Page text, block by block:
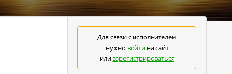
Для связи с исполнителем
нужно войтина сайт
илизарегистрироваться